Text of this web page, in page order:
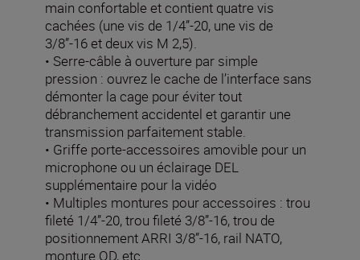
main confortable et contient quatre vis
cachées (une vis de 1/4”-20, une vis de
3/8”-16 et deux vis M 2,5).
• Serre-câble à ouverture par simple
pression : ouvrez le cache de l’interface sans
démonter la cage pour éviter tout
débranchement accidentel et garantir une
transmission parfaitement stable.
• Griffe porte-accessoires amovible pour un
microphone ou un éclairage DEL
supplémentaire pour la vidéo
• Multiples montures pour accessoires : trou
fileté 1/4”-20, trou fileté 3/8”-16, trou de
positionnement ARRI 3/8”-16, rail NATO,
monture QD, etc.